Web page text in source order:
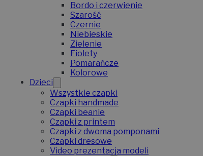
Bordo i czerwienie
Szarość
Czernie
Niebieskie
Zielenie
Fiolety
Pomarańcze
Kolorowe
Dzieci
Wszystkie czapki
Czapki handmade
Czapki beanie
Czapki z printem
Czapki z dwoma pomponami
Czapki dresowe
Video prezentacja modeli